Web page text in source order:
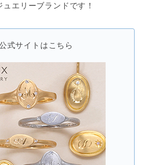
ュエリーブランドです！
式サイトはこちら